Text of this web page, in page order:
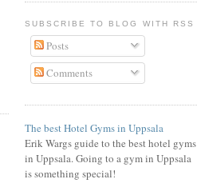
SUBSCRIBE TO BLOG WITH RSS
Posts
Comments
The best Hotel Gyms in Uppsala
Erik Wargs guide to the best hotel gyms
in Uppsala. Going to a gym in Uppsala
is something special!